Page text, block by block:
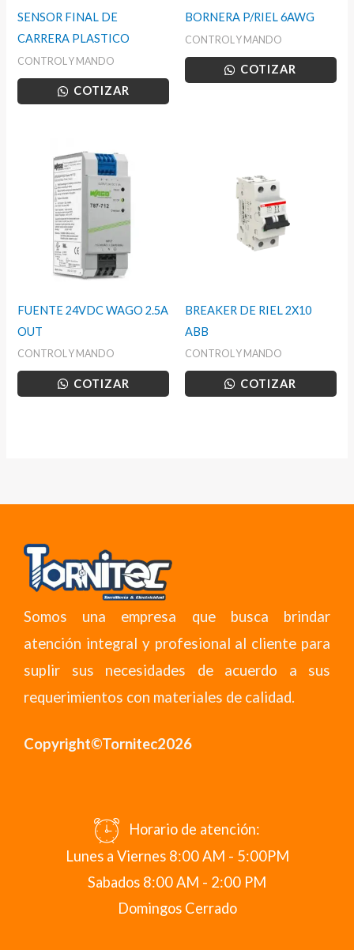
SENSOR FINAL DE
CARRERA PLASTICO
CONTROL Y MANDO
COTIZAR
BORNERA P/RIEL 6AWG
CONTROL Y MANDO
COTIZAR
FUENTE 24VDC WAGO 2.5A
OUT
CONTROL Y MANDO
COTIZAR
BREAKER DE RIEL 2X10
ABB
CONTROL Y MANDO
COTIZAR
Somos una empresa que busca brindar
atención integral y profesional al cliente para
suplir sus necesidades de acuerdo a sus
requerimientos con materiales de calidad.
Copyright©Tornitec2026
Horario de atención:
Lunes a Viernes 8:00 AM - 5:00PM
Sabados 8:00 AM - 2:00 PM
Domingos Cerrado